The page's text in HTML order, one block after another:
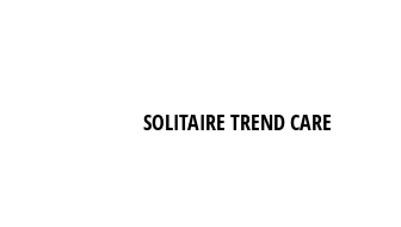
SOLITAIRE TREND CARE